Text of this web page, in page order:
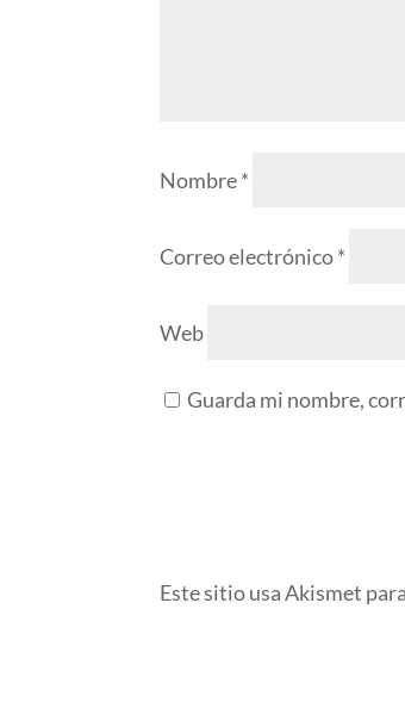
Nombre*
Correo electrónico*
Web
Guarda mi nombre,
Este sitio usa Akismet